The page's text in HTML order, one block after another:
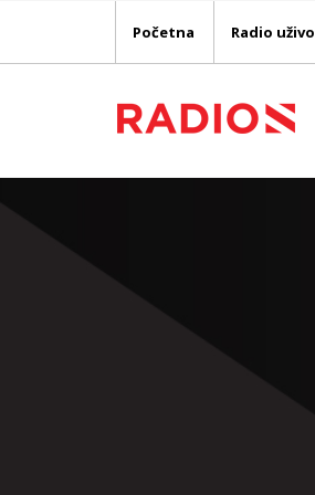
Početna Radio uživo